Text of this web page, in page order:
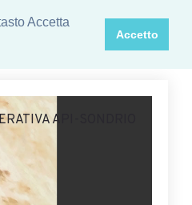
Accetta
Accetto
API-SONDRIO